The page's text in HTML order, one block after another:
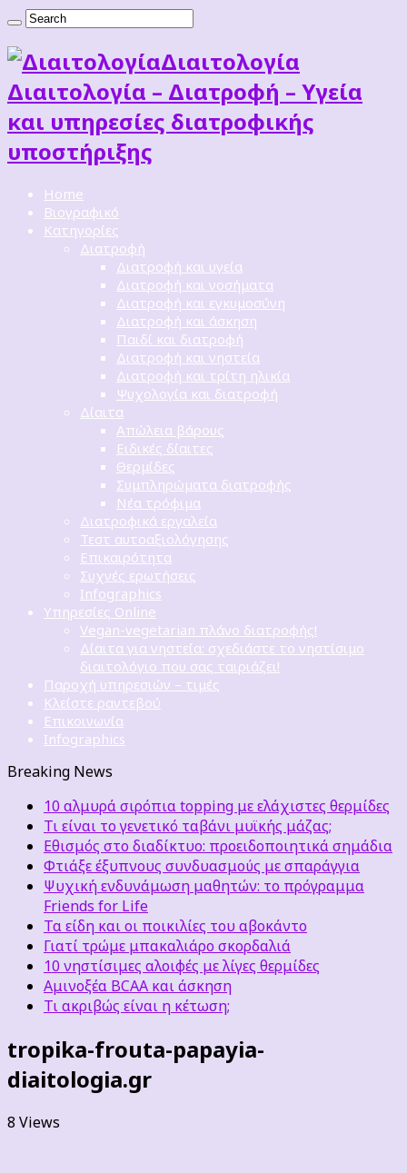
Διαιτoλογία
Διαιτολογία – Διατροφή – Υγεία
και υπηρεσίες διατροφικής
υποστήριξης
Home
Βιογραφικό
Κατηγορίες
Διατροφή
Διατροφή και υγεία
Διατροφή και νοσήματα
Διατροφή και εγκυμοσύνη
Διατροφή και άσκηση
Παιδί και διατροφή
Διατροφή και νηστεία
Διατροφή και τρίτη ηλικία
Ψυχολογία και διατροφή
Δίαιτα
Απώλεια βάρους
Ειδικές δίαιτες
Θερμίδες
Συμπληρώματα διατροφής
Νέα τρόφιμα
Διατροφικά εργαλεία
Τεστ αυτοαξιολόγησης
Επικαιρότητα
Συχνές ερωτήσεις
Infographics
Υπηρεσίες Online
Vegan-vegetarian πλάνο διατροφής!
Δίαιτα για νηστεία: σχεδιάστε το νηστίσιμο
διαιτολόγιο που σας ταιριάζει!
Παροχή υπηρεσιών – τιμές
Κλείστε ραντεβού
Επικοινωνία
Infographics
Breaking News
10 αλμυρά σιρόπια topping με ελάχιστες θερμίδες
Τι είναι το γενετικό ταβάνι μυϊκής μάζας;
Εθισμός στο διαδίκτυο: προειδοποιητικά σημάδια
Φτιάξε έξυπνους συνδυασμούς με σπαράγγια
Ψυχική ενδυνάμωση μαθητών: το πρόγραμμα
Friends for Life
Τα είδη και οι ποικιλίες του αβοκάντο
Γιατί τρώμε μπακαλιάρο σκορδαλιά
10 νηστίσιμες αλοιφές με λίγες θερμίδες
Αμινοξέα BCAA και άσκηση
Τι ακριβώς είναι η κέτωση;
tropika-frouta-papayia-
diaitologia.gr
8 Views